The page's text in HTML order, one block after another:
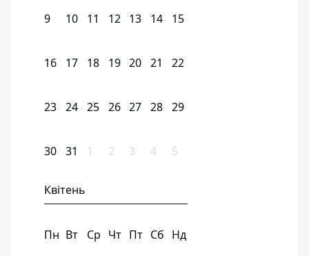
9 10 11 12 13 14 15
16 17 18 19 20 21 22
23 24 25 26 27 28 29
30 31 1 2 3 4 5
Квітень
Пн Вт Ср Чт Пт Сб Нд